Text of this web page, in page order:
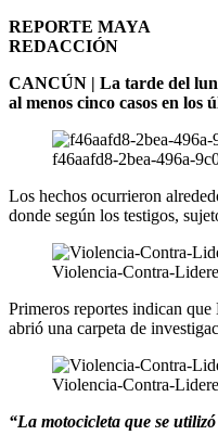
REPORTE MAYA
REDACCIÓN
CANCÚN | La tarde del
al menos cinco casos en los
f46aafd8-2bea-496a-
Los hechos ocurrieron
donde según los testigos,
Violencia-Contra-
Primeros reportes indican
abrió una carpeta de
Violencia-Contra-
“La motocicleta que se